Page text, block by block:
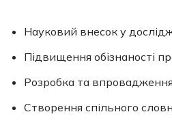
Науковий внесок у
Підвищення обізнаності
Розробка та впровадження
Створення спільного